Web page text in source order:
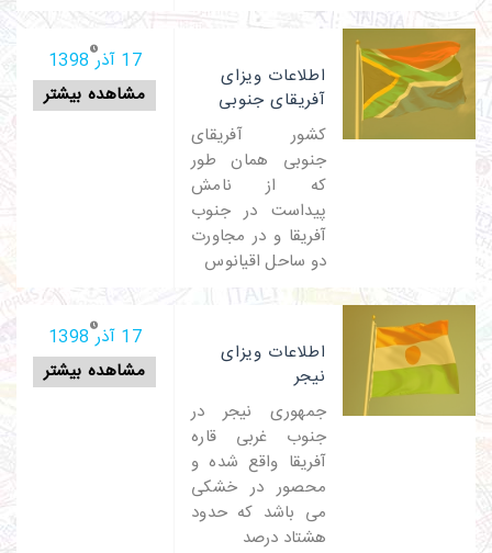
17 آذر 1398
مشاهده بیشتر
اطلاعات ویزای
آفریقای جنوبی
کشور آفریقای
جنوبی همان طور
که از نامش
پیداست در جنوب
آفریقا و در مجاورت
دو ساحل اقیانوس
17 آذر 1398
مشاهده بیشتر
اطلاعات ویزای
نیجر
جمهوری نیجر در
جنوب غربی قاره
آفریقا واقع شده و
محصور در خشکی
می باشد که حدود
هشتاد درصد